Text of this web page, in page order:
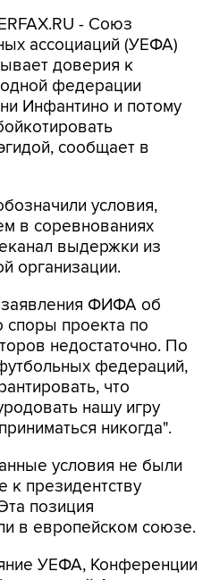
- Союз
ассоциаций (УЕФА)
доверия к
федерации
Инфантино и потому
сообщает в
условия,
в соревнованиях
выдержки из
организации.
заявления ФИФА об
споры проекта по
недостаточно. По
федераций,
что
нашу игру
никогда".
условия не были
к президентству
позиция
в европейском союзе.
УЕФА, Конференции